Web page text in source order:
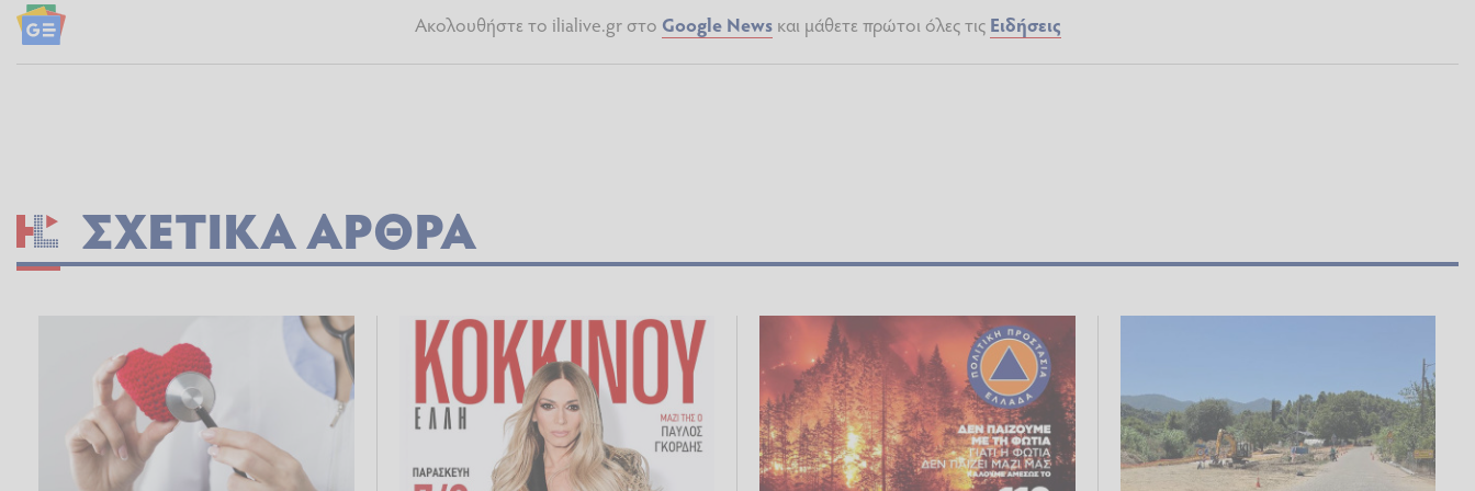
Ακολουθήστε το ilialive.gr στο Google Newsκαι μάθετε πρώτοι όλες τις Ειδήσεις
ΣΧΕΤΙΚΆ ΆΡΘΡΑ